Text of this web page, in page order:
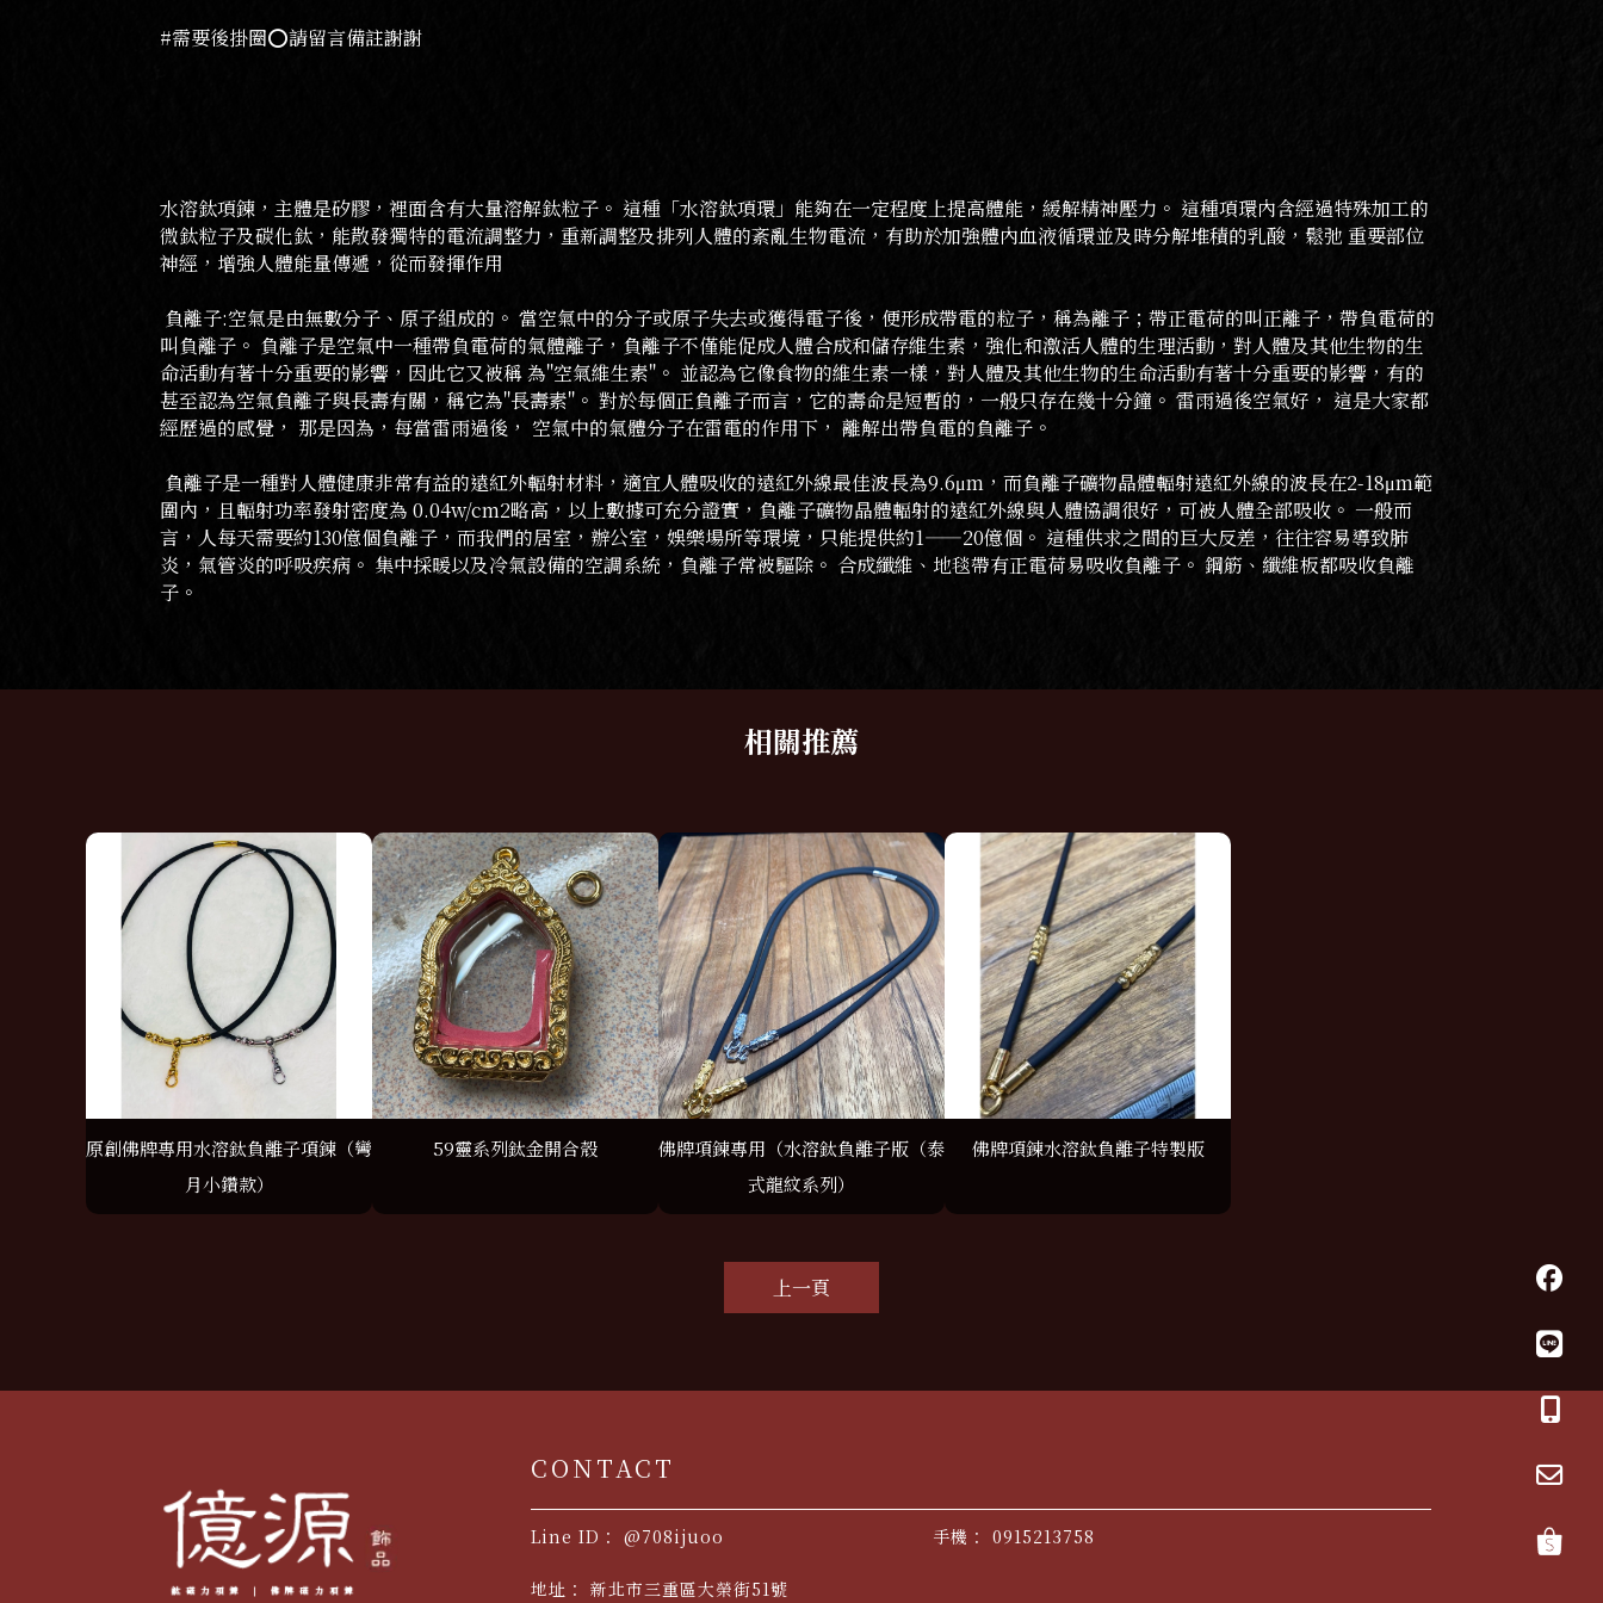
#需要後掛圈⭕️請留言備註謝謝
水溶鈦項鍊，主體是矽膠，裡面含有大量溶解鈦粒子。 這種「水溶鈦項環」能夠在一定程度上提高體能，緩解精神壓力。 這種項環內含經過特殊加工的
微鈦粒子及碳化鈦，能散發獨特的電流調整力，重新調整及排列人體的紊亂生物電流，有助於加強體內血液循環並及時分解堆積的乳酸，鬆弛 重要部位
神經，增強人體能量傳遞，從而發揮作用
負離子:空氣是由無數分子、原子組成的。 當空氣中的分子或原子失去或獲得電子後，便形成帶電的粒子，稱為離子；帶正電荷的叫正離子，帶負電荷的
叫負離子。 負離子是空氣中一種帶負電荷的氣體離子，負離子不僅能促成人體合成和儲存維生素，強化和激活人體的生理活動，對人體及其他生物的生
命活動有著十分重要的影響，因此它又被稱 為"空氣維生素"。 並認為它像食物的維生素一樣，對人體及其他生物的生命活動有著十分重要的影響，有的
甚至認為空氣負離子與長壽有關，稱它為"長壽素"。 對於每個正負離子而言，它的壽命是短暫的，一般只存在幾十分鐘。 雷雨過後空氣好， 這是大家都
經歷過的感覺， 那是因為，每當雷雨過後， 空氣中的氣體分子在雷電的作用下， 離解出帶負電的負離子。
負離子是一種對人體健康非常有益的遠紅外輻射材料，適宜人體吸收的遠紅外線最佳波長為9.6μm，而負離子礦物晶體輻射遠紅外線的波長在2-18μm範
圍內，且輻射功率發射密度為 0.04w/cm2略高，以上數據可充分證實，負離子礦物晶體輻射的遠紅外線與人體協調很好，可被人體全部吸收。 一般而
言，人每天需要約130億個負離子，而我們的居室，辦公室，娛樂場所等環境，只能提供約1——20億個。 這種供求之間的巨大反差，往往容易導致肺
炎，氣管炎的呼吸疾病。 集中採暖以及冷氣設備的空調系統，負離子常被驅除。 合成纖維、地毯帶有正電荷易吸收負離子。 鋼筋、纖維板都吸收負離
子。
原創佛牌專用水溶鈦負離子項鍊（彎
月小鑽款）
59靈系列鈦金開合殼
佛牌項鍊專用（水溶鈦負離子版（泰
式龍紋系列）
佛牌項鍊水溶鈦負離子特製版
上一頁
@708ijuoo 0915213758
新北市三重區大榮街51號